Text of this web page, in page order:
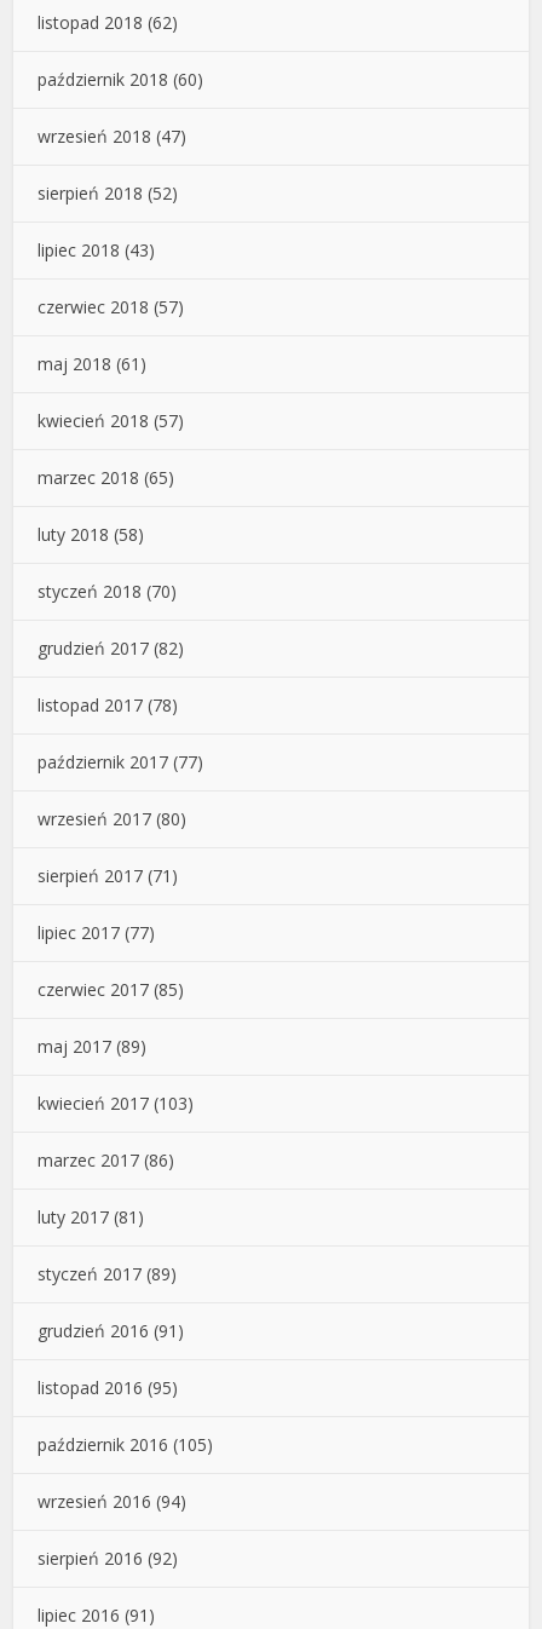
listopad 2018 (62)
październik 2018 (60)
wrzesień 2018 (47)
sierpień 2018 (52)
lipiec 2018 (43)
czerwiec 2018 (57)
maj 2018 (61)
kwiecień 2018 (57)
marzec 2018 (65)
luty 2018 (58)
styczeń 2018 (70)
grudzień 2017 (82)
listopad 2017 (78)
październik 2017 (77)
wrzesień 2017 (80)
sierpień 2017 (71)
lipiec 2017 (77)
czerwiec 2017 (85)
maj 2017 (89)
kwiecień 2017 (103)
marzec 2017 (86)
luty 2017 (81)
styczeń 2017 (89)
grudzień 2016 (91)
listopad 2016 (95)
październik 2016 (105)
wrzesień 2016 (94)
sierpień 2016 (92)
lipiec 2016 (91)